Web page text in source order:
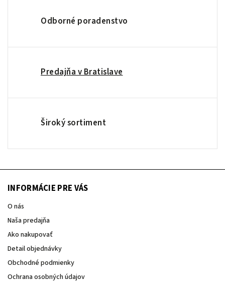
Odborné poradenstvo
Predajňa v Bratislave
Široký sortiment
INFORMÁCIE PRE VÁS
O nás
Naša predajňa
Ako nakupovať
Detail objednávky
Obchodné podmienky
Ochrana osobných údajov